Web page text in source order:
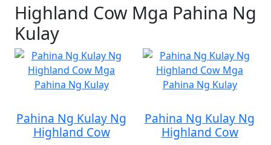
Highland Cow Mga Pahina Ng
Kulay
Pahina Ng Kulay Ng
Highland Cow
Pahina Ng Kulay Ng
Highland Cow